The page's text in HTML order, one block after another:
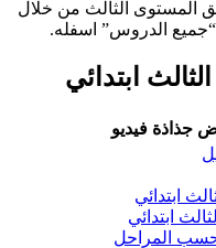
المستوى الثالث من خلال
الدروس” اسفله.
ابتدائي
جذاذة فيديو
ابتدائي
ابتدائي
حسب المراحل